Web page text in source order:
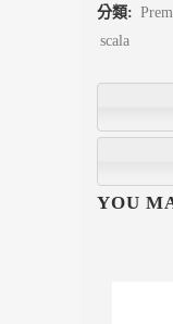
分類:
scala
YOU